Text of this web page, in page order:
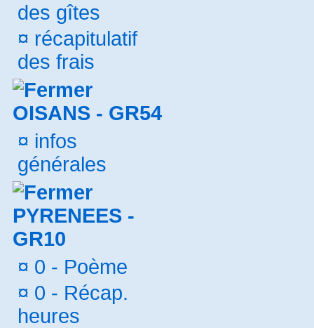
des gîtes
¤ récapitulatif
des frais
OISANS - GR54
¤ infos
générales
PYRENEES -
GR10
¤ 0 - Poème
¤ 0 - Récap.
heures